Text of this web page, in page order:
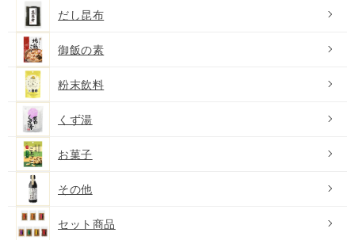
だし昆布
御飯の素
粉末飲料
くず湯
お菓子
その他
セット商品